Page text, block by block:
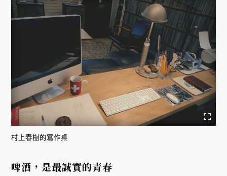
村上春樹的寫作桌
啤酒，是最誠實的青春